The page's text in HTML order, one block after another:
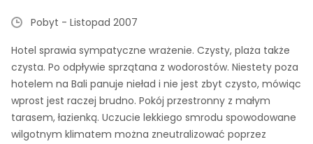
Pobyt - Listopad 2007
Hotel sprawia sympatyczne wrażenie. Czysty, plaża także
czysta. Po odpływie sprzątana z wodorostów. Niestety poza
hotelem na Bali panuje nieład i nie jest zbyt czysto, mówiąc
wprost jest raczej brudno. Pokój przestronny z małym
tarasem, łazienką. Uczucie lekkiego smrodu spowodowane
wilgotnym klimatem można zneutralizować poprzez